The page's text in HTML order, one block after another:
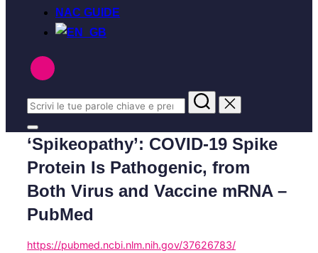
NAC GUIDE
Cerca
per:
Apri/chiudi
la
barra
laterale
di
navigazione
‘Spikeopathy’: COVID-19 Spike
Protein Is Pathogenic, from
Both Virus and Vaccine mRNA –
PubMed
https://pubmed.ncbi.nlm.nih.gov/37626783/